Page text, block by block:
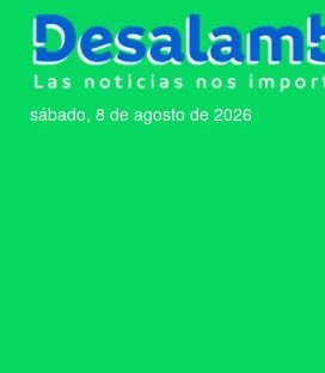
sábado, 8 de agosto de 2026